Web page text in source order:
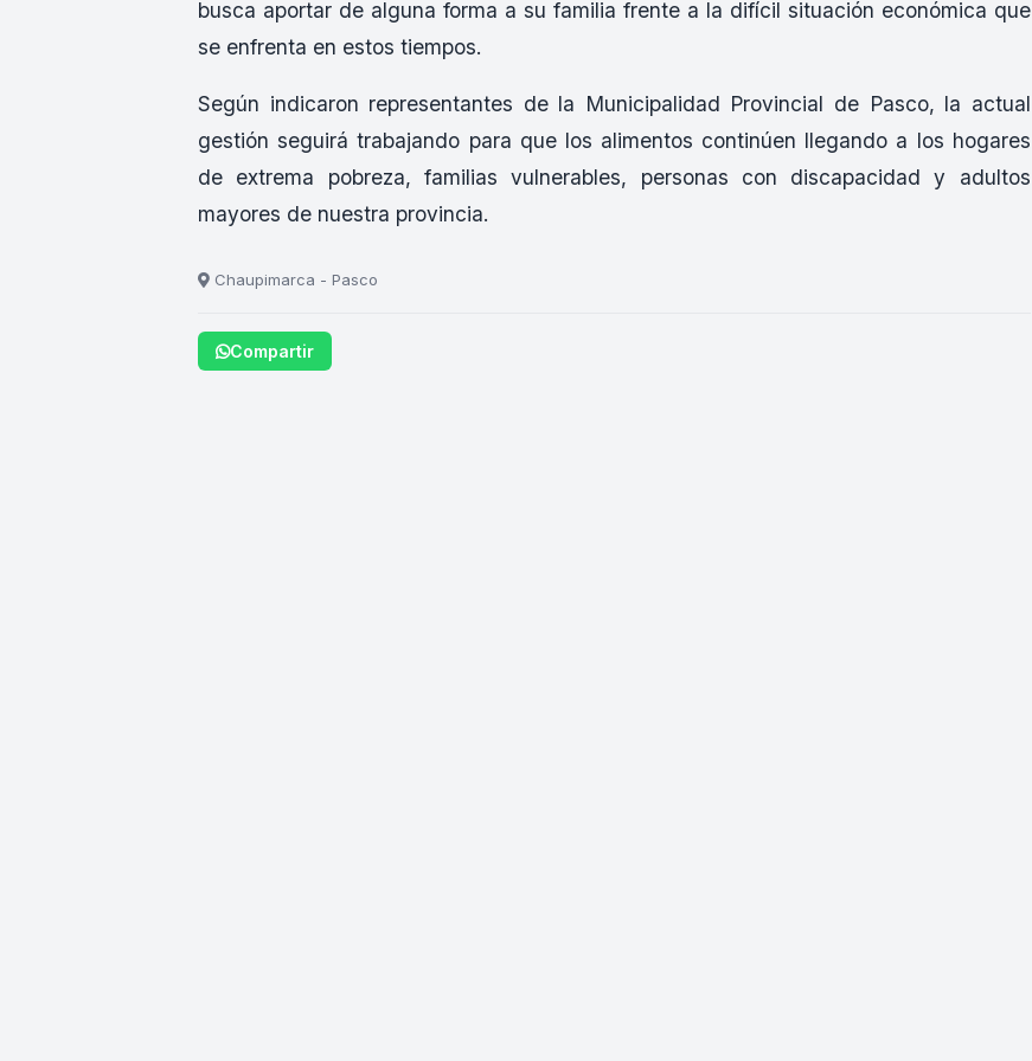
busca aportar de alguna forma a su familia frente a la difícil situación económica que
se enfrenta en estos tiempos.
Según indicaron representantes de la Municipalidad Provincial de Pasco, la actual
gestión seguirá trabajando para que los alimentos continúen llegando a los hogares
de extrema pobreza, familias vulnerables, personas con discapacidad y adultos
mayores de nuestra provincia.
Chaupimarca - Pasco
Compartir